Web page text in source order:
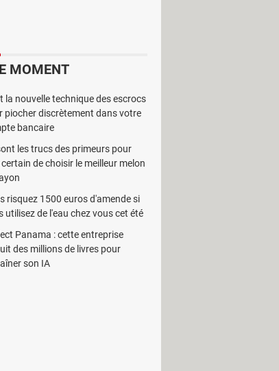
outil de statistique
StatPlus Mac
de corrélation et autres.
manipulations. L'utilisateur
A titre d'exemple, on peut
d'expériences et bien
MOMENT
la nouvelle technique des escrocs
piocher discrètement dans votre
bancaire
les trucs des primeurs pour
de choisir le meilleur melon
risquez 1500 euros d'amende si
utilisez de l'eau chez vous cet été
Panama : cette entreprise
des millions de livres pour
son IA